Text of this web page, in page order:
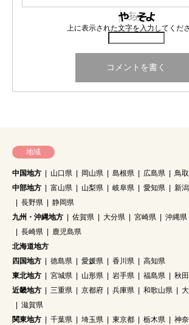
上に表示された文字を入力してくださ
地域
中国地方 山口県 岡山県 島根県 広島県
鳥
中部地方
富山県 山梨県 岐阜県 愛知県 新
長野県
静岡県
九州・沖縄地方
佐賀県 大分県 宮崎県 沖縄県
長崎県
鹿児島県
北海道地方
四国地方
徳島県 愛媛県 香川県
高知県
東北地方
宮城県 山形県 岩手県 福島県 秋
近畿地方
三重県 京都府 兵庫県 和歌山県
滋賀県
関東地方
千葉県 埼玉県 東京都 栃木県 神